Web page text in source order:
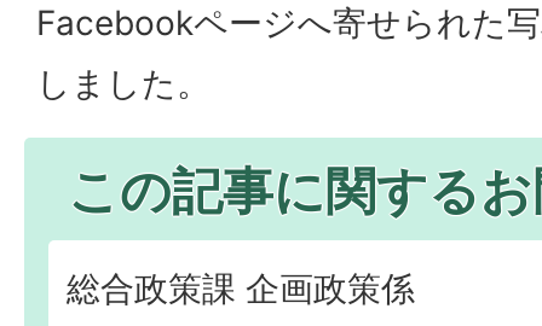
Facebookページへ寄せられた
しました。
この記事に関する
総合政策課 企画政策係